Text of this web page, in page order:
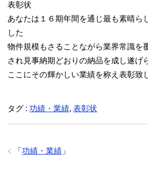
表彰状
あなたは１６期年間を通じ最も素晴ら
した
物件規模もさることながら業界常識を
され見事納期どおりの納品を成し遂げ
ここにその輝かしい業績を称え表彰致
タグ : 功績・業績, 表彰状
「 功績・業績 」